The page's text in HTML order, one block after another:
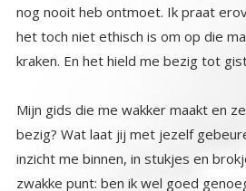
kraken. En het hield me bezig tot
Mijn gids die me wakker maakt en
bezig? Wat laat jij met jezelf
inzicht me binnen, in stukjes en
zwakke punt: ben ik wel goed
pad, heb ik kennis genoeg? Heb
dien ik wel het echte licht? En dan
als degene met alle kennis, de